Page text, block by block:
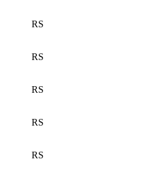
RS
RS
RS
RS
RS